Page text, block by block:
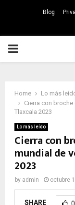
Blog
PRIMARY
Home
Lo más
Cierra con
Tlaxcala 2023
Lo más leído
Cierra con
mundial de
2023
by admin octubre
SHARE